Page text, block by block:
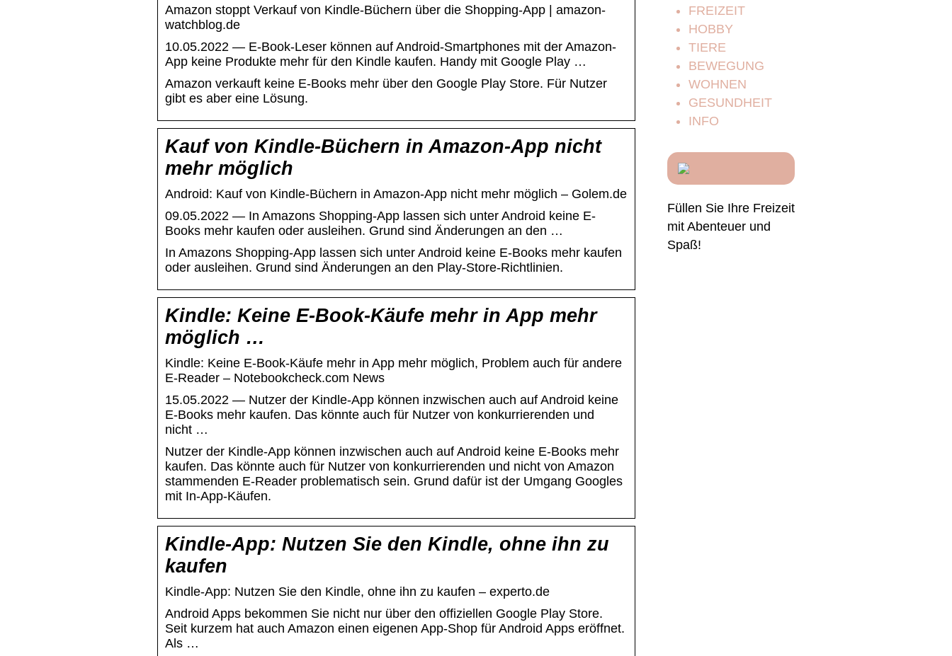
Amazon stoppt Verkauf von Kindle-Büchern über die Shopping-App | amazon-
watchblog.de
10.05.2022 — E-Book-Leser können auf Android-Smartphones mit der Amazon-
App keine Produkte mehr für den Kindle kaufen. Handy mit Google Play …
Amazon verkauft keine E-Books mehr über den Google Play Store. Für Nutzer
gibt es aber eine Lösung.
Kauf von Kindle-Büchern in Amazon-App nicht
mehr möglich
Android: Kauf von Kindle-Büchern in Amazon-App nicht mehr möglich – Golem.de
09.05.2022 — In Amazons Shopping-App lassen sich unter Android keine E-
Books mehr kaufen oder ausleihen. Grund sind Änderungen an den …
In Amazons Shopping-App lassen sich unter Android keine E-Books mehr kaufen
oder ausleihen. Grund sind Änderungen an den Play-Store-Richtlinien.
Kindle: Keine E-Book-Käufe mehr in App mehr
möglich …
Kindle: Keine E-Book-Käufe mehr in App mehr möglich, Problem auch für andere
E-Reader – Notebookcheck.com News
15.05.2022 — Nutzer der Kindle-App können inzwischen auch auf Android keine
E-Books mehr kaufen. Das könnte auch für Nutzer von konkurrierenden und
nicht …
Nutzer der Kindle-App können inzwischen auch auf Android keine E-Books mehr
kaufen. Das könnte auch für Nutzer von konkurrierenden und nicht von Amazon
stammenden E-Reader problematisch sein. Grund dafür ist der Umgang Googles
mit In-App-Käufen.
Kindle-App: Nutzen Sie den Kindle, ohne ihn zu
kaufen
Kindle-App: Nutzen Sie den Kindle, ohne ihn zu kaufen – experto.de
Android Apps bekommen Sie nicht nur über den offiziellen Google Play Store.
Seit kurzem hat auch Amazon einen eigenen App-Shop für Android Apps eröffnet.
Als …
FREIZEIT
HOBBY
TIERE
BEWEGUNG
WOHNEN
GESUNDHEIT
INFO
Füllen Sie Ihre Freizeit
mit Abenteuer und
Spaß!